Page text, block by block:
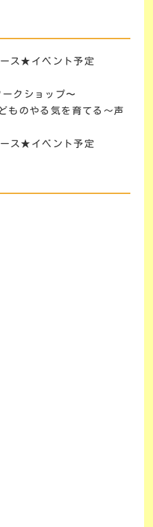
ス★イベント予定
クショップ〜
ものやる気を育てる～声
ス★イベント予定